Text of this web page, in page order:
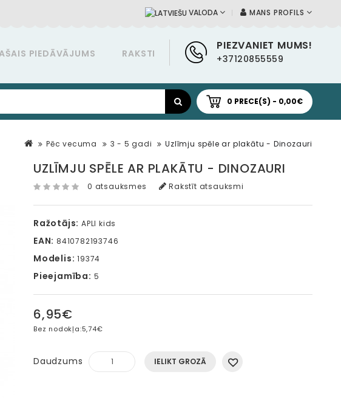
MANS PROFILS
VALODA
PIEZVANIET MUMS!
+37120855559
PIEDĀVĀJUMS RAKSTI
0 PRECE(S) - 0,00€
Pēc vecuma 3 - 5 gadi Uzlīmju spēle ar plakātu - Dinozauri
UZLĪMJU SPĒLE AR PLAKĀTU - DINOZAURI
0 atsauksmes Rakstīt atsauksmi
Ražotājs: APLI kids
EAN: 8410782193746
Modelis: 19374
Pieejamība: 5
6,95€
Bez nodokļa:5,74€
Daudzums IELIKT GROZĀ